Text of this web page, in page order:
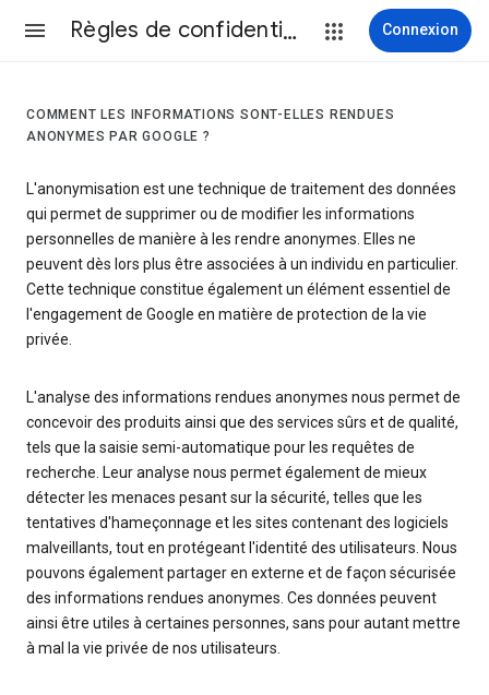
Règles de confidentialité et conditions d’utilisation Connexion
COMMENT LES INFORMATIONS SONT-ELLES RENDUES
ANONYMES PAR GOOGLE ?
L'anonymisation est une technique de traitement des données
qui permet de supprimer ou de modifier les informations
personnelles de manière à les rendre anonymes. Elles ne
peuvent dès lors plus être associées à un individu en particulier.
Cette technique constitue également un élément essentiel de
l'engagement de Google en matière de protection de la vie
privée.
L'analyse des informations rendues anonymes nous permet de
concevoir des produits ainsi que des services sûrs et de qualité,
tels que la saisie semi-automatique pour les requêtes de
recherche. Leur analyse nous permet également de mieux
détecter les menaces pesant sur la sécurité, telles que les
tentatives d'hameçonnage et les sites contenant des logiciels
malveillants, tout en protégeant l'identité des utilisateurs. Nous
pouvons également partager en externe et de façon sécurisée
des informations rendues anonymes. Ces données peuvent
ainsi être utiles à certaines personnes, sans pour autant mettre
à mal la vie privée de nos utilisateurs.